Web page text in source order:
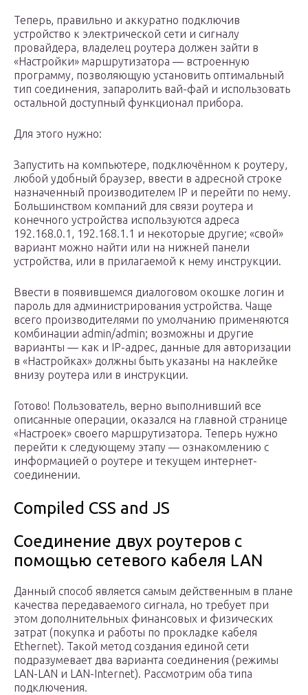
Теперь, правильно и аккуратно подключив
устройство к электрической сети и сигналу
провайдера, владелец роутера должен зайти в
«Настройки» маршрутизатора — встроенную
программу, позволяющую установить оптимальный
тип соединения, запаролить вай-фай и использовать
остальной доступный функционал прибора.
Для этого нужно:
Запустить на компьютере, подключённом к роутеру,
любой удобный браузер, ввести в адресной строке
назначенный производителем IP и перейти по нему.
Большинством компаний для связи роутера и
конечного устройства используются адреса
192.168.0.1, 192.168.1.1 и некоторые другие; «свой»
вариант можно найти или на нижней панели
устройства, или в прилагаемой к нему инструкции.
Ввести в появившемся диалоговом окошке логин и
пароль для администрирования устройства. Чаще
всего производителями по умолчанию применяются
комбинации admin/admin; возможны и другие
варианты — как и IP-адрес, данные для авторизации
в «Настройках» должны быть указаны на наклейке
внизу роутера или в инструкции.
Готово! Пользователь, верно выполнивший все
описанные операции, оказался на главной странице
«Настроек» своего маршрутизатора. Теперь нужно
перейти к следующему этапу — ознакомлению с
информацией о роутере и текущем интернет-
соединении.
Compiled CSS and JS
Соединение двух роутеров с
помощью сетевого кабеля LAN
Данный способ является самым действенным в плане
качества передаваемого сигнала, но требует при
этом дополнительных финансовых и физических
затрат (покупка и работы по прокладке кабеля
Ethernet). Такой метод создания единой сети
подразумевает два варианта соединения (режимы
LAN-LAN и LAN-Internet). Рассмотрим оба типа
подключения.